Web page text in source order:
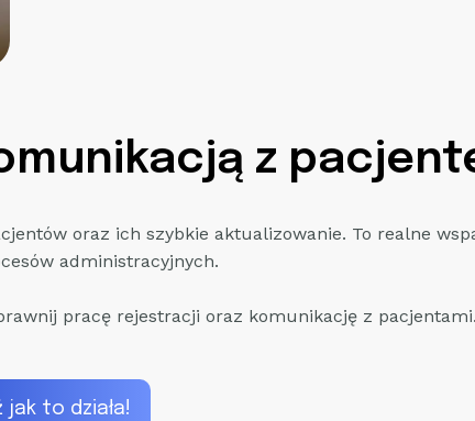
z
oraz ich szybkie aktualizowanie. To realne
administracyjnych.
pracę rejestracji oraz komunikację z pacjentami.
jak to działa!